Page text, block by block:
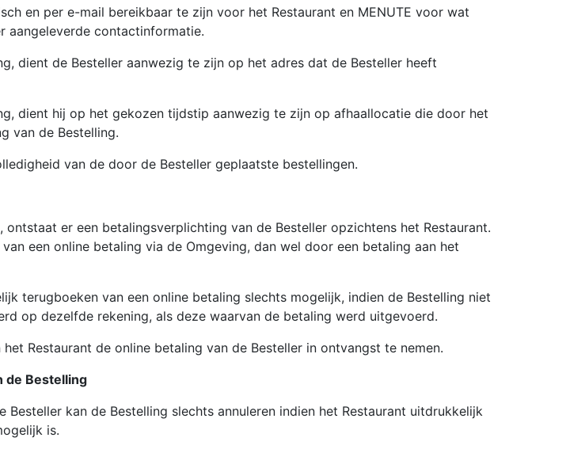
en per e-mail bereikbaar te zijn voor het Restaurant en MENUTE voor wat
aangeleverde contactinformatie.
dient de Besteller aanwezig te zijn op het adres dat de Besteller heeft
dient hij op het gekozen tijdstip aanwezig te zijn op afhaallocatie die door het
van de Bestelling.
van de door de Besteller geplaatste bestellingen.
er een betalingsverplichting van de Besteller opzichtens het Restaurant.
een online betaling via de Omgeving, dan wel door een betaling aan het
terugboeken van een online betaling slechts mogelijk, indien de Bestelling niet
op dezelfde rekening, als deze waarvan de betaling werd uitgevoerd.
Restaurant de online betaling van de Besteller in ontvangst te nemen.
de Bestelling
kan de Bestelling slechts annuleren indien het Restaurant uitdrukkelijk
is.